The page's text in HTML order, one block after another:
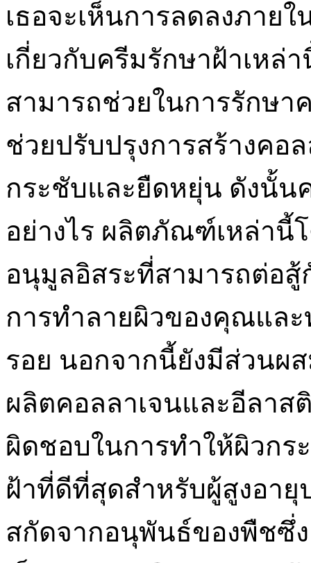
เธอจะเห็นการลดลงภาย
เกี่ยวกับครีมรักษาฝ้าเห
สามารถช่วยในการรักษ
ช่วยปรับปรุงการสร้างคอ
กระชับและยืดหยุ่น ดังนั้น
อย่างไร ผลิตภัณฑ์เหล่านี้
อนุมูลอิสระที่สามารถต่อ
การทำลายผิวของคุณแล
รอย นอกจากนี้ยังมีส่วนผ
ผลิตคอลลาเจนและอีลาส
ผิดชอบในการทำให้ผิวกร
ฝ้าที่ดีที่สุดสำหรับผู้สูงอายุ
สกัดจากอนุพันธ์ของพืชซึ่